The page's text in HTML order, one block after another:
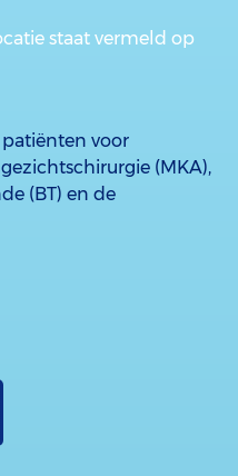
staat vermeld op
voor
(MKA),
(BT) en de